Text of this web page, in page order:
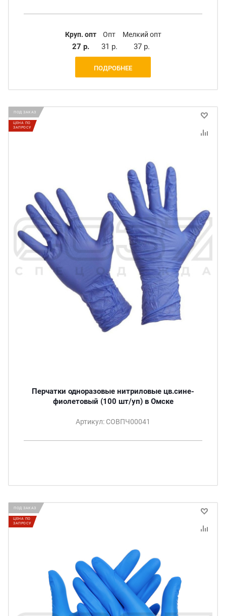
Круп. опт
27 р.
Опт
31 р.
Мелкий опт
37 р.
ПОДРОБНЕЕ
ПОД ЗАКАЗ
ЦЕНА ПО
ЗАПРОСУ
Перчатки одноразовые нитриловые цв.сине-
фиолетовый (100 шт/уп) в Омске
Артикул: СОВПЧ00041
ПОД ЗАКАЗ
ЦЕНА ПО
ЗАПРОСУ